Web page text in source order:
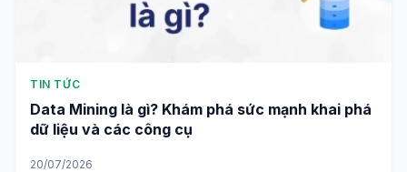
TIN TỨC
Data Mining là gì? Khám phá sức mạnh khai phá
dữ liệu và các công cụ
20/07/2026